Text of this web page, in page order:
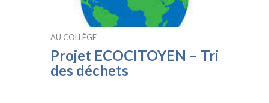
AU COLLÈGE
Projet ECOCITOYEN – Tri
des déchets